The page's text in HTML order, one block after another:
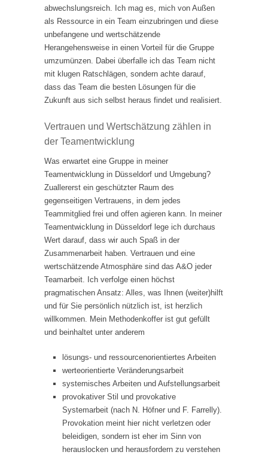
abwechslungsreich. Ich mag es, mich von Außen
als Ressource in ein Team einzubringen und diese
unbefangene und wertschätzende
Herangehensweise in einen Vorteil für die Gruppe
umzumünzen. Dabei überfalle ich das Team nicht
mit klugen Ratschlägen, sondern achte darauf,
dass das Team die besten Lösungen für die
Zukunft aus sich selbst heraus findet und realisiert.
Vertrauen und Wertschätzung zählen in
der Teamentwicklung
Was erwartet eine Gruppe in meiner
Teamentwicklung in Düsseldorf und Umgebung?
Zuallererst ein geschützter Raum des
gegenseitigen Vertrauens, in dem jedes
Teammitglied frei und offen agieren kann. In meiner
Teamentwicklung in Düsseldorf lege ich durchaus
Wert darauf, dass wir auch Spaß in der
Zusammenarbeit haben. Vertrauen und eine
wertschätzende Atmosphäre sind das A&O jeder
Teamarbeit. Ich verfolge einen höchst
pragmatischen Ansatz: Alles, was Ihnen (weiter)hilft
und für Sie persönlich nützlich ist, ist herzlich
willkommen. Mein Methodenkoffer ist gut gefüllt
und beinhaltet unter anderem
lösungs- und ressourcenorientiertes Arbeiten
werteorientierte Veränderungsarbeit
systemisches Arbeiten und Aufstellungsarbeit
provokativer Stil und provokative
Systemarbeit (nach N. Höfner und F. Farrelly).
Provokation meint hier nicht verletzen oder
beleidigen, sondern ist eher im Sinn von
herauslocken und herausfordern zu verstehen